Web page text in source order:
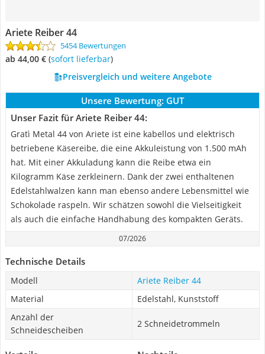
Ariete Reiber 44
5454 Bewertungen
ab 44,00 € ( Sofort lieferbar)
Preisvergleich und weitere Angebote
Unsere Bewertung: GUT
Unser Fazit für Ariete Reiber 44:
Gratì Metal 44 von Ariete ist eine kabellos und elektrisch
betriebene Käsereibe, die eine Akkuleistung von 1.500 mAh
hat. Mit einer Akkuladung kann die Reibe etwa ein
Kilogramm Käse zerkleinern. Dank der zwei enthaltenen
Edelstahlwalzen kann man ebenso andere Lebensmittel wie
Schokolade raspeln. Wir schätzen sowohl die Vielseitigkeit
als auch die einfache Handhabung des kompakten Geräts.
07/2026
Technische Details
Modell
Ariete Reiber 44
Material
Edelstahl, Kunststoff
Anzahl der
Schneidescheiben
2 Schneidetrommeln